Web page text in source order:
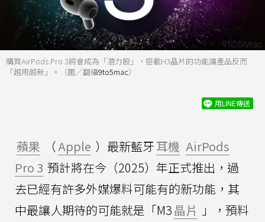
購買AirPods Pro 3將會成為「潛力股」，搭載H3晶片的功能讓產品反而
「越用越新」。（圖／翻攝9to5mac）
用LINE傳送
蘋果 （Apple ）最新藍牙耳機 AirPods
Pro 3 預計將在今（2025）年正式推出，過
去已經有許多外媒爆料可能有的新功能，其
中最讓人期待的可能就是「M3晶片 」，預料